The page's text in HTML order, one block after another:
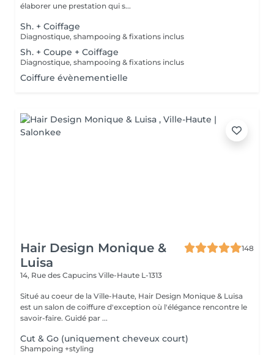
élaborer une prestation qui s...
Sh. + Coiffage
Diagnostique, shampooing & fixations inclus
Sh. + Coupe + Coiffage
Diagnostique, shampooing & fixations inclus
Coiffure évènementielle
Hair Design Monique &
Luisa
148
14, Rue des Capucins Ville-Haute L-1313
Situé au coeur de la Ville-Haute, Hair Design Monique & Luisa
est un salon de coiffure d'exception où l'élégance rencontre le
savoir-faire. Guidé par ...
Cut & Go (uniquement cheveux court)
Shampoing +styling